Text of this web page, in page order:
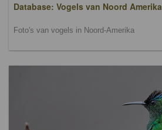
Database: Vogels van Noord Amerika
Foto's van vogels in Noord-Amerika